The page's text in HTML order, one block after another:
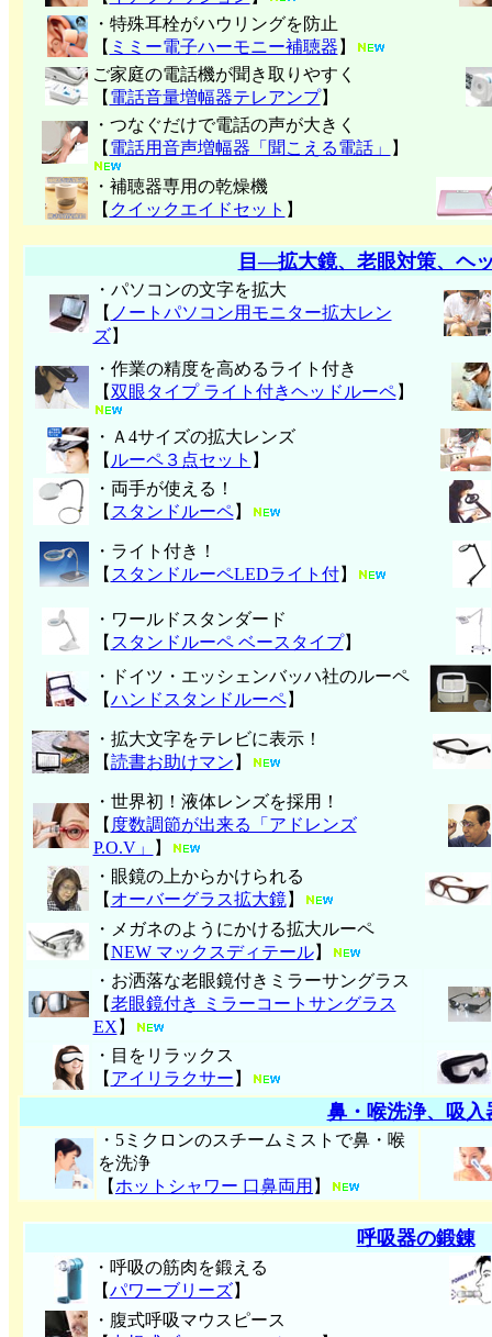
・特殊耳栓がハウリングを防止
【 ミミー電子ハーモニー補聴器 】
ご家庭の電話機が聞き取りやすく
【 電話音量増幅器テレアンプ】
・つなぐだけで電話の声が大きく
【 電話用音声増幅器「聞こえる電話」 】
・補聴器専用の乾燥機
【 クイックエイドセット 】
目―拡大鏡、老眼対策、ヘ
・パソコンの文字を拡大
【 ノートパソコン用モニター拡大レン
ズ】
・作業の精度を高めるライト付き
【双眼タイプ ライト付きヘッドルーペ】
・Ａ4サイズの拡大レンズ
【 ルーペ３点セット 】
・両手が使える！
【 スタンドルーペ】
・ライト付き！
【 スタンドルーペLEDライト付】
・ワールドスタンダード
【 スタンドルーペ ベースタイプ】
・ドイツ・エッシェンバッハ社のルーペ
【ハンド スタンドルーペ】
・拡大文字をテレビに表示！
【読書お助けマン 】
・世界初！液体レンズを採用！
【 度数調節が出来る「アドレンズ
P.O.V」
】
・眼鏡の上からかけられる
【 オーバーグラス拡大鏡】
・メガネのようにかける拡大ルーペ
【NEW マックスディテール】
・お洒落な老眼鏡付きミラーサングラス
【老眼鏡付き ミラーコートサングラス
EX 】
・目をリラックス
【 アイリラクサー 】
鼻・喉洗浄、吸入
・5ミクロンのスチームミストで鼻・喉
を洗浄
【 ホットシャワー 口鼻両用 】
呼吸器の鍛錬
・呼吸の筋肉を鍛える
【パワーブリーズ】
・腹式呼吸マウスピース